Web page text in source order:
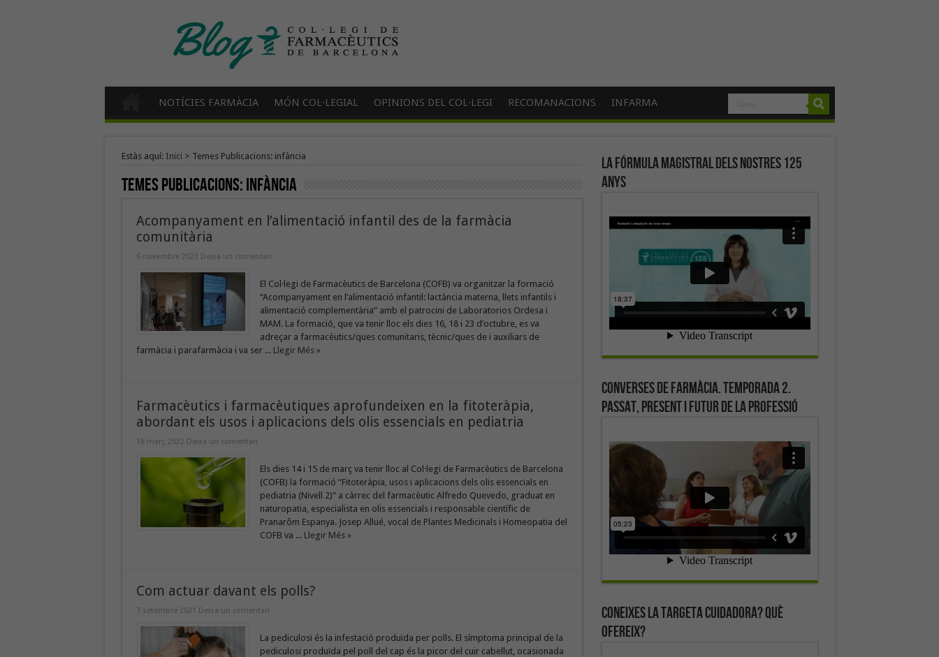
NOTÍCIES FARMÀCIA MÓN COL·LEGIAL OPINIONS DEL COL·LEGI RECOMANACIONS INFARMA
Estàs aquí: Inici > Temes Publicacions: infància
Temes Publicacions:infància
Acompanyament en l’alimentació infantil des de la farmàcia
comunitària
6 novembre 2023 Deixa un comentari
El Col·legi de Farmacèutics de Barcelona (COFB) va organitzar la formació
“Acompanyament en l’alimentació infantil: lactància materna, llets infantils i
alimentació complementària” amb el patrocini de Laboratorios Ordesa i
MAM. La formació, que va tenir lloc els dies 16, 18 i 23 d’octubre, es va
adreçar a farmacèutics/ques comunitaris, tècnic/ques de i auxiliars de
farmàcia i parafarmàcia i va ser ... Llegir Més »
Farmacèutics i farmacèutiques aprofundeixen en la fitoteràpia,
abordant els usos i aplicacions dels olis essencials en pediatria
18 març 2022 Deixa un comentari
Els dies 14 i 15 de març va tenir lloc al Col·legi de Farmacèutics de Barcelona
(COFB) la formació “Fitoteràpia, usos i aplicacions dels olis essencials en
pediatria (Nivell 2)” a càrrec del farmacèutic Alfredo Quevedo, graduat en
naturopatia, especialista en olis essencials i responsable científic de
Pranarôm Espanya. Josep Allué, vocal de Plantes Medicinals i Homeopatia del
COFB va ... Llegir Més »
Com actuar davant els polls?
7 setembre 2021 Deixa un comentari
La pediculosi és la infestació produïda per polls. El símptoma principal de la
pediculosi produïda pel poll del cap és la picor del cuir cabellut, ocasionada
La fórmula magistral dels nostres 125
anys
Converses de farmàcia. Temporada 2.
Passat, present i futur de la professió
Coneixes la targeta cuidadora? Què
ofereix?